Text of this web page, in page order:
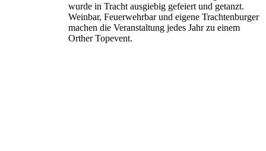
wurde in Tracht ausgiebig gefeiert und getanzt.
Weinbar, Feuerwehrbar und eigene Trachtenburger
machen die Veranstaltung jedes Jahr zu einem
Orther Topevent.